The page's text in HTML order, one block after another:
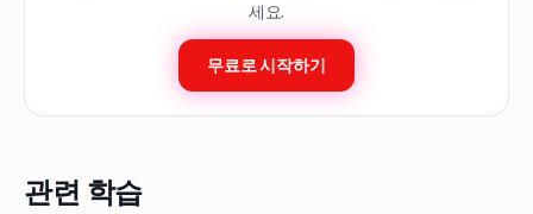
세요.
무료로 시작하기
관련 학습